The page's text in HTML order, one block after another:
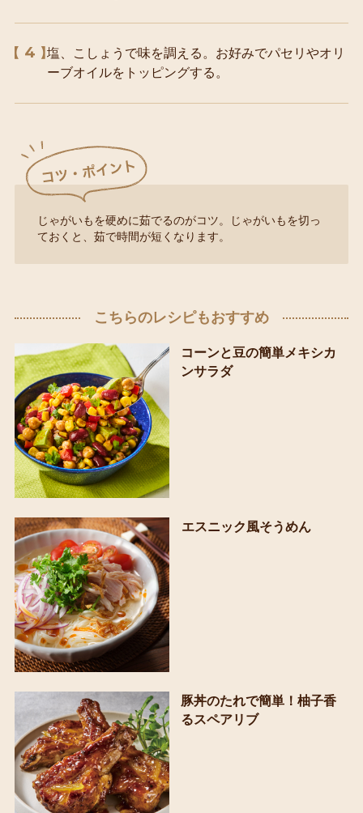
4
塩、こしょうで味を調える。お好みでパセリやオリ
ーブオイルをトッピングする。
じゃがいもを硬めに茹でるのがコツ。じゃがいもを切っ
ておくと、茹で時間が短くなります。
こちらのレシピもおすすめ
コーンと豆の簡単メキシカ
ンサラダ
エスニック風そうめん
豚丼のたれで簡単！柚子香
るスペアリブ